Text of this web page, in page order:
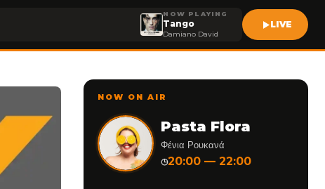
NOW PLAYING
Tango
Damiano David
LIVE
NOW ON AIR
Pasta Flora
Φένια Ρουκανά
◷20:00 — 22:00